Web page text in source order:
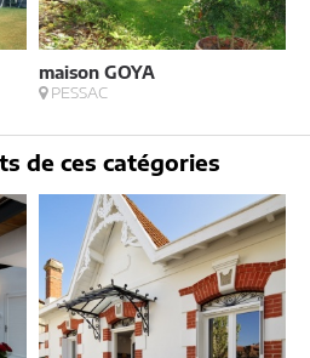
maison GOYA
PESSAC
de ces catégories